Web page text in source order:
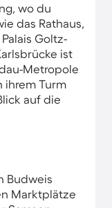
wo du
das Rathaus,
Goltz-
ist
Metropole
ihrem Turm
auf die
Budweis
Marktplätze